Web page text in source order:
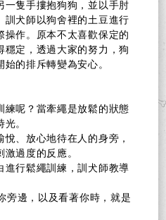
一隻手摟抱狗狗，並以手肘
訓犬師以狗舍裡的土豆進行
操作。原本不太喜歡保定的
定，透過大家的努力，狗
的排斥轉變為安心。
練呢？當牽繩是放鬆的狀態
。
、放心地待在人的身旁，
過度的反應。
進行鬆繩訓練，訓犬師教導
旁邊，以及看著你時，就是